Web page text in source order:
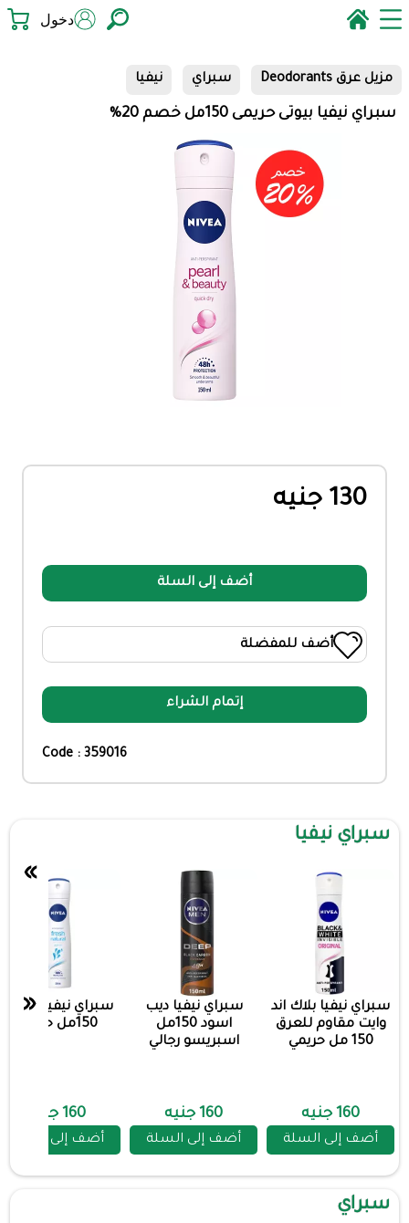
دخول
مزيل عرق Deodorants سبراي نيفيا
سبراي نيفيا بيوتى حريمى 150مل خصم 20%
130 جنيه
أضف إلى السلة
أضف للمفضلة
إتمام الشراء
Code : 359016
سبراي نيفيا
سبراي نيفيا بلاك اند
وايت مقاوم للعرق
150 مل حريمي
160 جنيه
أضف إلى السلة
سبراي نيفيا ديب
اسود 150مل
اسبريسو رجالي
160 جنيه
أضف إلى السلة
سبراي نيفيا فريش
150مل حريمي
160 جنيه
أضف إلى السلة
»
«
سبراي